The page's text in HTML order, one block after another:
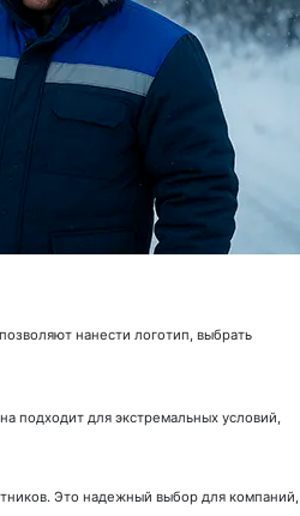
нанести логотип, выбрать
подходит для экстремальных условий,
Это надежный выбор для компаний,